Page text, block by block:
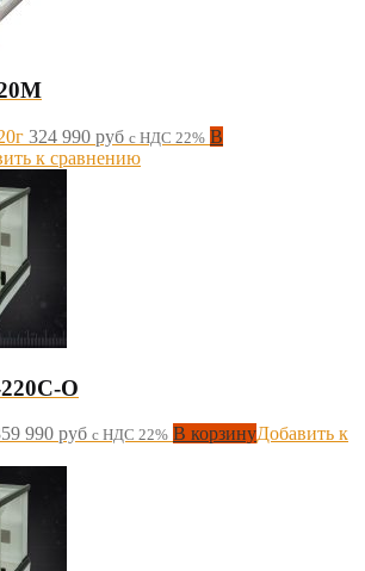
324 990 руб с НДС 22% В
к сравнению
О
990 руб с НДС 22% В корзинуДобавить к